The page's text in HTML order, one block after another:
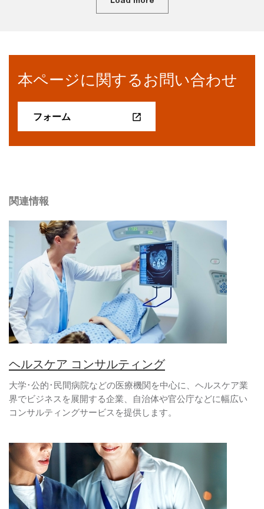
本ページに関するお問い合わせ
フォーム
関連情報
ヘルスケア コンサルティング
大学･公的･民間病院などの医療機関を中心に、ヘルスケア業
界でビジネスを展開する企業、自治体や官公庁などに幅広い
コンサルティングサービスを提供します。